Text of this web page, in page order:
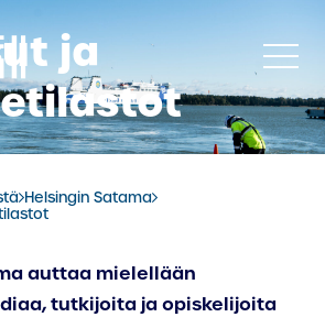
ja
Helsingin Satama
auttaa mielellään
tutkijoita ja opiskelijoita